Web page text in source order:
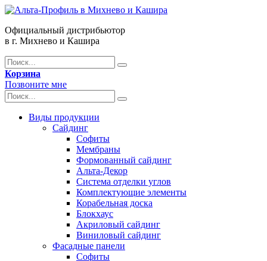
Официальный дистрибьютор
в г. Михнево и Кашира
Корзина
Позвоните мне
Виды продукции
Сайдинг
Софиты
Мембраны
Формованный сайдинг
Альта-Декор
Система отделки углов
Комплектующие элементы
Корабельная доска
Блокхаус
Акриловый сайдинг
Виниловый сайдинг
Фасадные панели
Софиты